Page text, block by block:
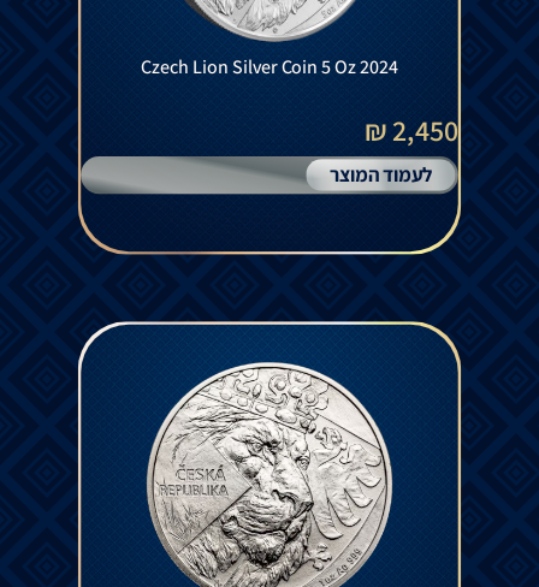
Czech Lion Silver Coin 5 Oz 2024
2,450 ₪
לעמוד המוצר